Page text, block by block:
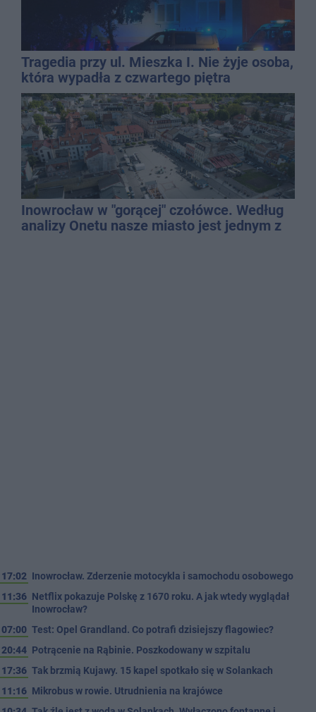
Tragedia przy ul. Mieszka I. Nie żyje osoba,
która wypadła z czwartego piętra
Inowrocław w "gorącej" czołówce. Według
analizy Onetu nasze miasto jest jednym z
17:02 Inowrocław. Zderzenie motocykla i samochodu osobowego
11:36 Netflix pokazuje Polskę z 1670 roku. A jak wtedy wyglądał
Inowrocław?
07:00 Test: Opel Grandland. Co potrafi dzisiejszy flagowiec?
20:44 Potrącenie na Rąbinie. Poszkodowany w szpitalu
17:36 Tak brzmią Kujawy. 15 kapel spotkało się w Solankach
11:16 Mikrobus w rowie. Utrudnienia na krajówce